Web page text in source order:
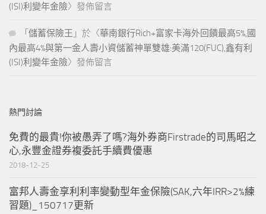
(ISI)利變年金險〉發佈留言
「 儲蓄保險王 」於〈華南銀行Rich+富家卡海外回饋最高5%,國
內最高4%與第一金人壽小資儲蓄神單雙雄:美滿120(FUC),鑫有利
(ISI)利變年金險〉發佈留言
熱門討論
免費的最貴!你被愚弄了嗎?海外券商Firstrade的司馬昭之
心,永豐金證券複委託手續費優惠
2018-12-25
富邦人壽金享利利率變動型年金保險(SAK,六年IRR>2%練
習題)_150717更新